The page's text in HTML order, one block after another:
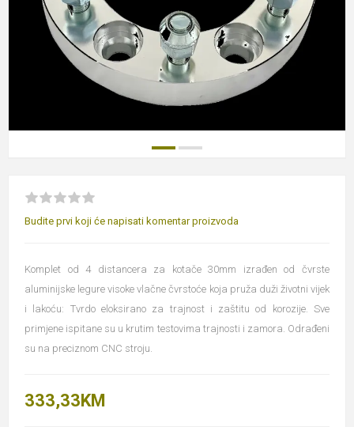
Budite prvi koji će napisati komentar proizvoda
Komplet od 4 distancera za kotače 30mm izrađen od čvrste
aluminijske legure visoke vlačne čvrstoće koja pruža duži životni vijek
i lakoću: Tvrdo eloksirano za trajnost i zaštitu od korozije. Sve
primjene ispitane su u krutim testovima trajnosti i zamora. Odrađeni
su na preciznom CNC stroju.
333,33KM